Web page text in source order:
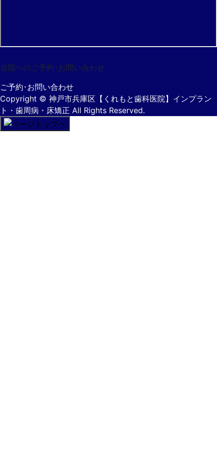
当院へのご予約･ お問い合わせ
ご予約･お問い合わせ
Copyright © 神戸市兵庫区【くれもと歯科医院】インプラン
ト・歯周病・床矯正 All Rights Reserved.